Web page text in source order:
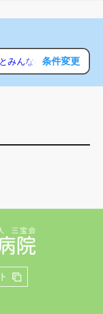
みんなの家（小規模多
条件変更